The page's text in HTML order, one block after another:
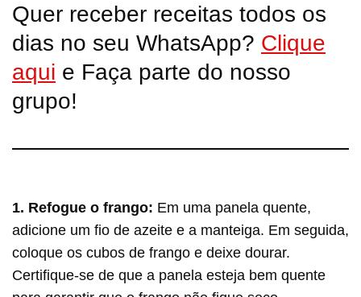
Quer receber receitas todos os
dias no seu WhatsApp? Clique
aqui e Faça parte do nosso
grupo!
1. Refogue o frango: Em uma panela quente,
adicione um fio de azeite e a manteiga. Em seguida,
coloque os cubos de frango e deixe dourar.
Certifique-se de que a panela esteja bem quente